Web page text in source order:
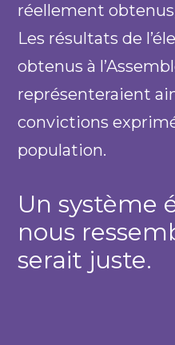
réellement
Les résultats de
obtenus à
représenteraient
convictions
population.
Un système
nous
serait juste.